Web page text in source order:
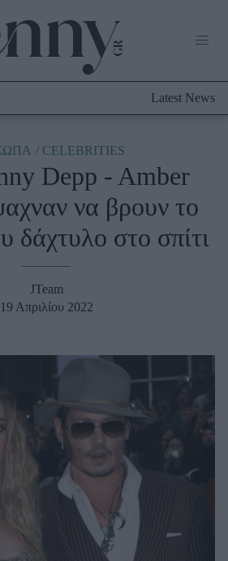
Latest News
CELEBRITIES
Depp - Amber
να βρουν το
δάχτυλο στο σπίτι
JTeam
19 Απριλίου 2022